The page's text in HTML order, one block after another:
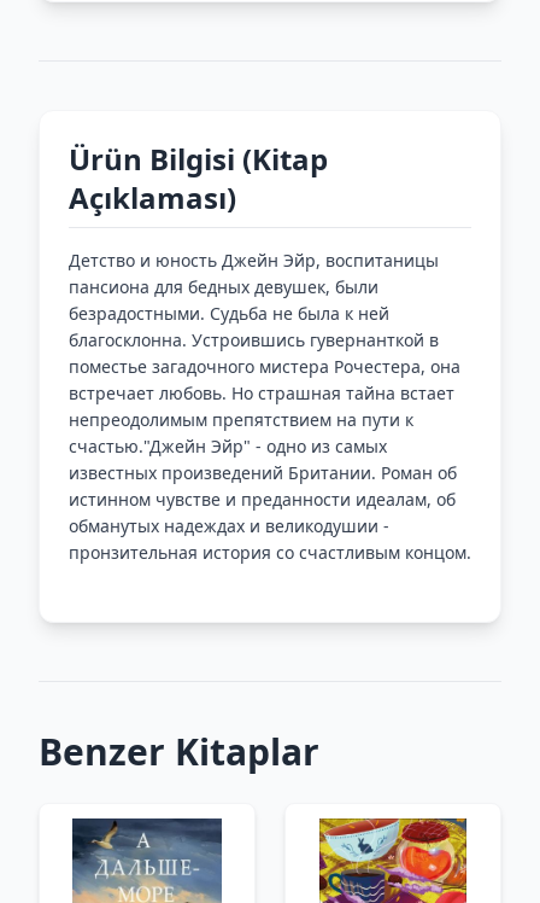
Ürün Bilgisi (Kitap
Açıklaması)
Детство и юность Джейн Эйр, воспитаницы
пансиона для бедных девушек, были
безрадостными. Судьба не была к ней
благосклонна. Устроившись гувернанткой в
поместье загадочного мистера Рочестера, она
встречает любовь. Но страшная тайна встает
непреодолимым препятствием на пути к
счастью."Джейн Эйр" - одно из самых
известных произведений Британии. Роман об
истинном чувстве и преданности идеалам, об
обманутых надеждах и великодушии -
пронзительная история со счастливым концом.
Benzer Kitaplar